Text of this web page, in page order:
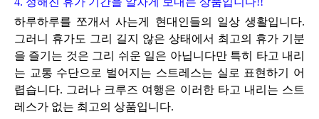
하루하루를 쪼개서 사는게 현대인들의 일상 생활입니다.
그러니 휴가도 그리 길지 않은 상태에서 최고의 휴가 기분
을 즐기는 것은 그리 쉬운 일은 아닙니다만 특히 타고 내리
는 교통 수단으로 벌어지는 스트레스는 실로 표현하기 어
렵습니다. 그러나 크루즈 여행은 이러한 타고 내리는 스트
레스가 없는 최고의 상품입니다.